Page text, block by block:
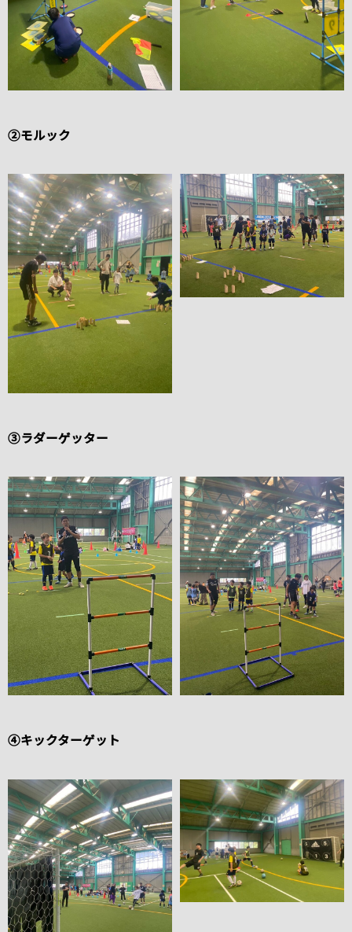
②モルック
③ラダーゲッター
④キックターゲット